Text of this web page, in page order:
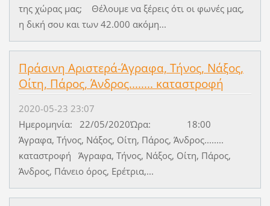
της χώρας μας; Θέλουμε να ξέρεις ότι οι φωνές μας,
η δική σου και των 42.000 ακόμη...
Πράσινη Αριστερά-Άγραφα, Τήνος, Νάξος,
Οίτη, Πάρος, Άνδρος........ καταστροφή
2020-05-23 23:07
Ημερομηνία: 22/05/2020​ Ώρα:​ 18:00
Άγραφα, Τήνος, Νάξος, Οίτη, Πάρος, Άνδρος........
καταστροφή Άγραφα, Τήνος, Νάξος, Οίτη, Πάρος,
Άνδρος, Πάνειο όρος, Ερέτρια,...